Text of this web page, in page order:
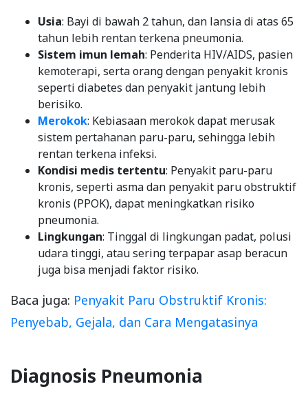
Usia: Bayi di bawah 2 tahun, dan lansia di atas 65
tahun lebih rentan terkena pneumonia.
Sistem imun lemah: Penderita HIV/AIDS, pasien
kemoterapi, serta orang dengan penyakit kronis
seperti diabetes dan penyakit jantung lebih
berisiko.
Merokok: Kebiasaan merokok dapat merusak
sistem pertahanan paru-paru, sehingga lebih
rentan terkena infeksi.
Kondisi medis tertentu: Penyakit paru-paru
kronis, seperti asma dan penyakit paru obstruktif
kronis (PPOK), dapat meningkatkan risiko
pneumonia.
Lingkungan: Tinggal di lingkungan padat, polusi
udara tinggi, atau sering terpapar asap beracun
juga bisa menjadi faktor risiko.
Baca juga: Penyakit Paru Obstruktif Kronis:
Penyebab, Gejala, dan Cara Mengatasinya
Diagnosis Pneumonia